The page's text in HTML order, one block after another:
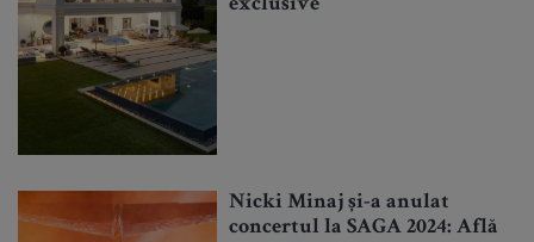
Nicki Minaj și-a anulat
concertul la SAGA 2024: Află